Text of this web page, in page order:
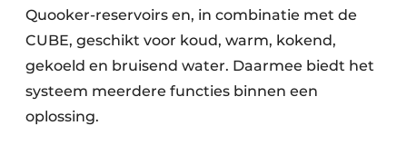
Quooker-reservoirs en, in combinatie met de
CUBE, geschikt voor koud, warm, kokend,
gekoeld en bruisend water. Daarmee biedt het
systeem meerdere functies binnen een
oplossing.